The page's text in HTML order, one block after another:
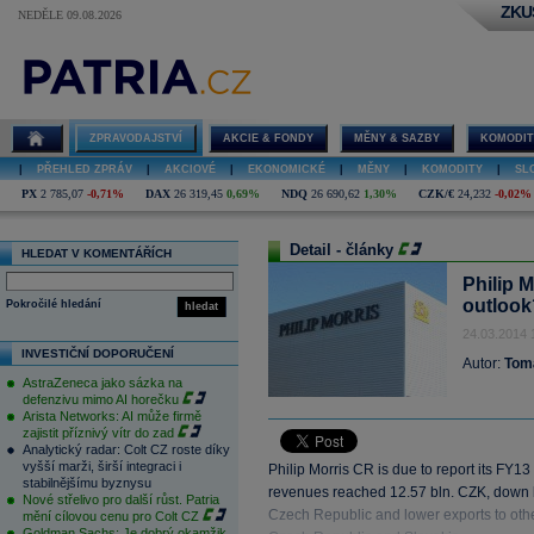
NEDĚLE 09.08.2026
ZPRAVODAJSTVÍ AKCIE & FONDY MĚNY & SAZBY
PŘEHLED ZPRÁV AKCIOVÉ EKONOMICKÉ MĚNY KOMODITY
PX 2 785,07 -0,71% DAX 26 319,45 0,69% NDQ 26 690,62 1,30% CZK/€ 24,232 -0,02%
HLEDAT V KOMENTÁŘÍCH
hledat
Pokročilé hledání
INVESTIČNÍ DOPORUČENÍ
AstraZeneca jako sázka na
defenzivu mimo AI horečku
Arista Networks: AI může firmě
zajistit příznivý vítr do zad
Analytický radar: Colt CZ roste díky
vyšší marži, širší integraci i
stabilnějšímu byznysu
Nové střelivo pro další růst. Patria
mění cílovou cenu pro Colt CZ
Detail - články
Philip
24.03.2014
Autor:
Philip Morris CR is due to report its
revenues reached 12.57 bln. CZK,
Czech Republic and lower exports to